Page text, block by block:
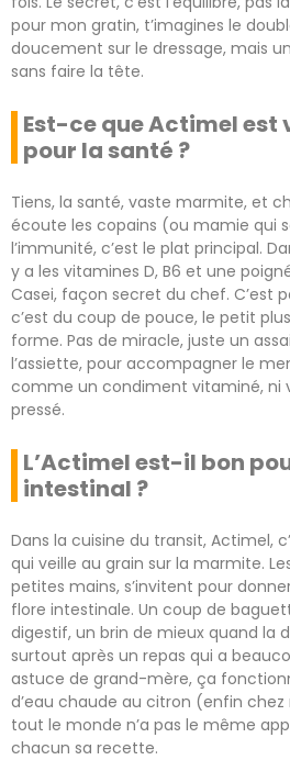
pour mon gratin, t’imagines le
doucement sur le dressage, mais
sans faire la tête.
Est-ce que Actimel est
pour la santé ?
Tiens, la santé, vaste marmite, et
écoute les copains (ou mamie qui
l’immunité, c’est le plat principal.
y a les vitamines D, B6 et une
Casei, façon secret du chef. C’est
c’est du coup de pouce, le petit
forme. Pas de miracle, juste un
l’assiette, pour accompagner le
comme un condiment vitaminé, ni
pressé.
L’Actimel est-il bon
intestinal ?
Dans la cuisine du transit, Actimel,
qui veille au grain sur la marmite.
petites mains, s’invitent pour
flore intestinale. Un coup de
digestif, un brin de mieux quand la
surtout après un repas qui a
astuce de grand-mère, ça
d’eau chaude au citron (enfin
tout le monde n’a pas le même
chacun sa recette.